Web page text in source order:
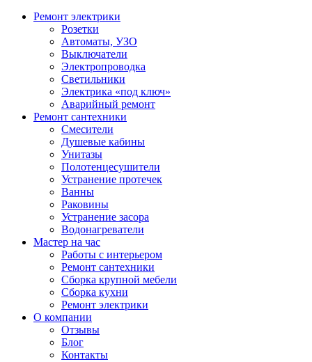
Ремонт электрики
Розетки
Автоматы, УЗО
Выключатели
Электропроводка
Светильники
Электрика «под ключ»
Аварийный ремонт
Ремонт сантехники
Смесители
Душевые кабины
Унитазы
Полотенцесушители
Устранение протечек
Ванны
Раковины
Устранение засора
Водонагреватели
Мастер на час
Работы с интерьером
Ремонт сантехники
Сборка крупной мебели
Сборка кухни
Ремонт электрики
О компании
Отзывы
Блог
Контакты